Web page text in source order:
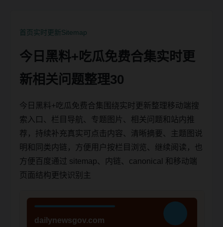
首页实时更新Sitemap
今日黑料+吃瓜免费合集实时更
新相关问题整理30
今日黑料+吃瓜免费合集围绕实时更新整理移动端搜
索入口、栏目导航、专题图片、相关问题和站内推
荐，持续补充真实可点击内容、清晰摘要、主题图说
明和同类内链，方便用户按栏目浏览、继续阅读，也
方便百度通过 sitemap、内链、canonical 和移动端
页面结构更快识别主